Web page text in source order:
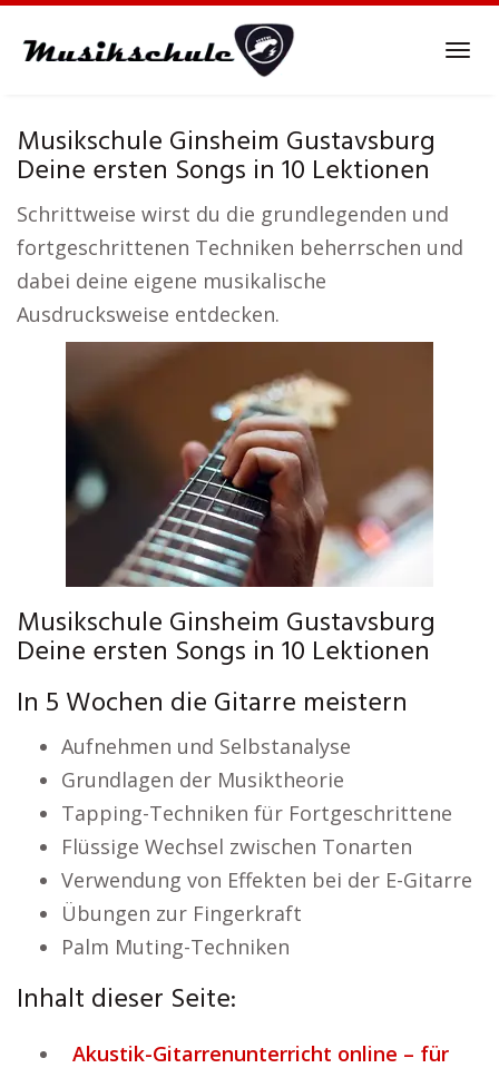
Musikschule Ginsheim Gustavsburg
Deine ersten Songs in 10 Lektionen
Schrittweise wirst du die grundlegenden und
fortgeschrittenen Techniken beherrschen und
dabei deine eigene musikalische
Ausdrucksweise entdecken.
Musikschule Ginsheim Gustavsburg
Deine ersten Songs in 10 Lektionen
In 5 Wochen die Gitarre meistern
Aufnehmen und Selbstanalyse
Grundlagen der Musiktheorie
Tapping-Techniken für Fortgeschrittene
Flüssige Wechsel zwischen Tonarten
Verwendung von Effekten bei der E-Gitarre
Übungen zur Fingerkraft
Palm Muting-Techniken
Inhalt dieser Seite:
Akustik-Gitarrenunterricht online – für